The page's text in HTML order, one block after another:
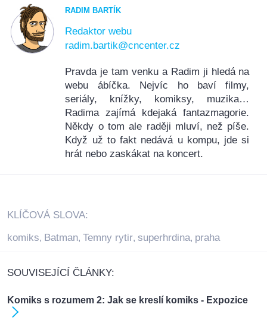
RADIM BARTÍK
Redaktor webu
radim.bartik@cncenter.cz
Pravda je tam venku a Radim ji hledá na
webu ábíčka. Nejvíc ho baví filmy,
seriály, knížky, komiksy, muzika…
Radima zajímá kdejaká fantazmagorie.
Někdy o tom ale raději mluví, než píše.
Když už to fakt nedává u kompu, jde si
hrát nebo zaskákat na koncert.
KLÍČOVÁ SLOVA:
komiks, Batman, Temny rytir, superhrdina, praha
SOUVISEJÍCÍ ČLÁNKY:
Komiks s rozumem 2: Jak se kreslí komiks - Expozice